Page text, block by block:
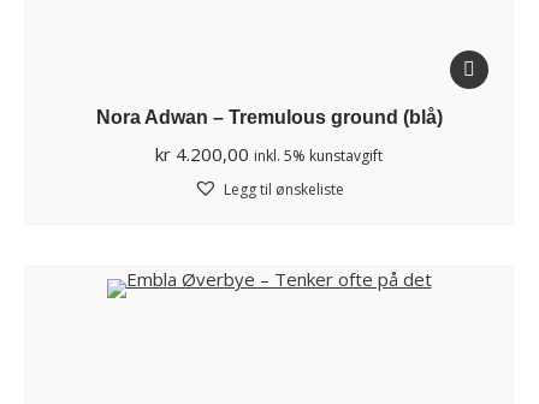
Nora Adwan – Tremulous ground (blå)
kr 4.200,00 inkl. 5% kunstavgift
Legg til ønskeliste